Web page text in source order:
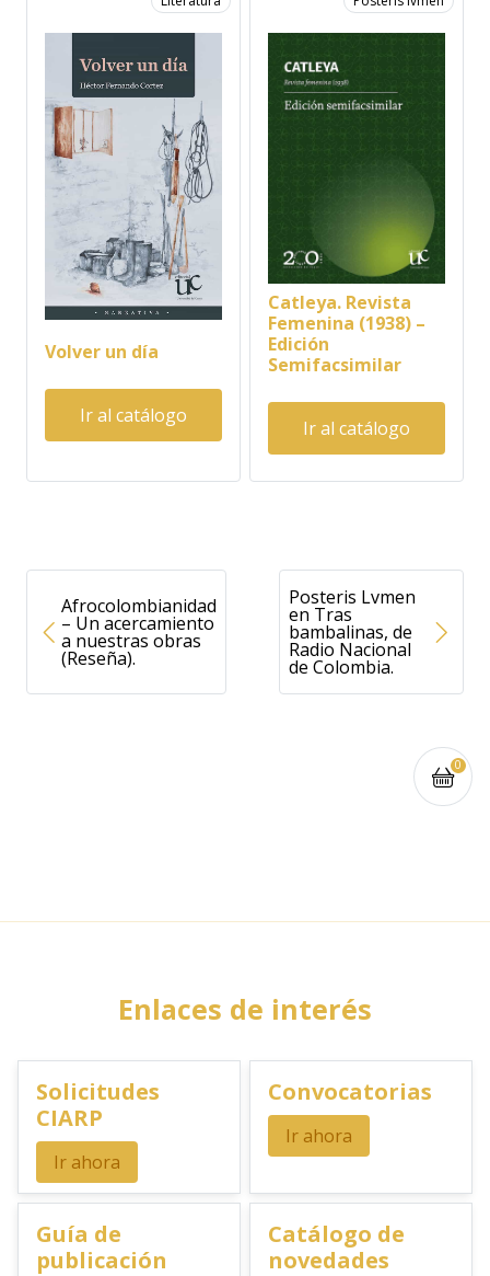
0
Volver un día
Ir al catálogo
Catleya. Revista
Femenina (1938) –
Edición
Semifacsimilar
Ir al catálogo
Afrocolombianidad
– Un acercamiento
a nuestras obras
(Reseña).
Posteris Lvmen
en Tras
bambalinas, de
Radio Nacional
de Colombia.
Enlaces de interés
Solicitudes
CIARP
Ir ahora
Convocatorias
Ir ahora
Guía de
publicación
Catálogo de
novedades